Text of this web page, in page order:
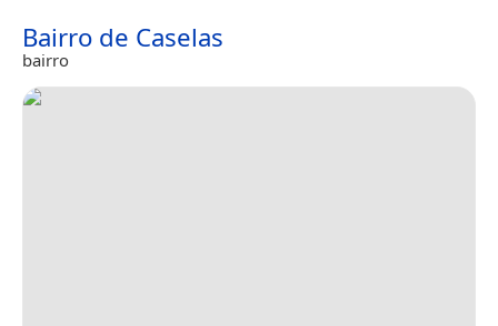
Bairro de Caselas
bairro